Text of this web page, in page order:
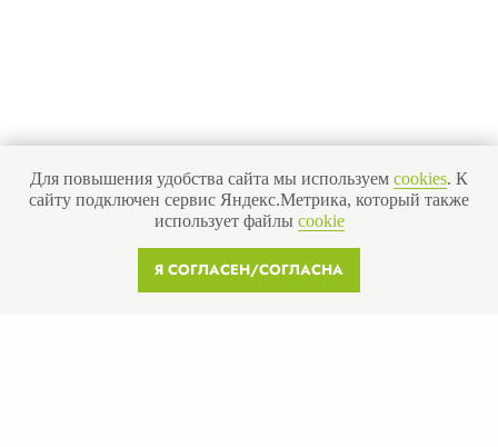
Для повышения удобства сайта мы используем cookies. К
сайту подключен сервис Яндекс.Метрика, который также
использует файлы cookie
Я СОГЛАСЕН/СОГЛАСНА